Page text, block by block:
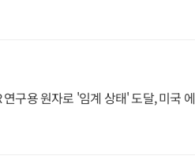
구용 원자로 '임계 상태' 도달, 미국 에